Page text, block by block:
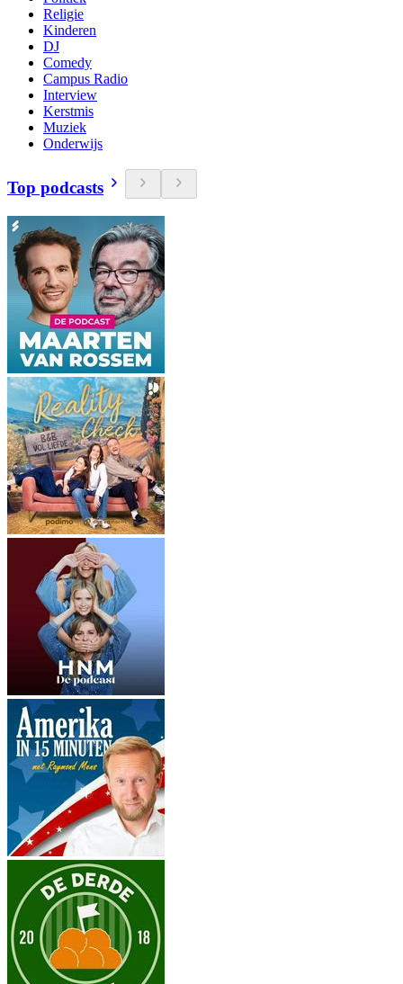
Religie
Kinderen
DJ
Comedy
Campus Radio
Interview
Kerstmis
Muziek
Onderwijs
Top podcasts